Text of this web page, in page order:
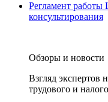
Регламент работы
консультирования
Обзоры и новости
Взгляд экспертов
трудового и